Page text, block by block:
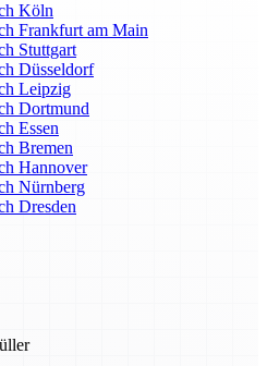
Köln
Frankfurt am Main
Stuttgart
Düsseldorf
Leipzig
Dortmund
Essen
Bremen
Hannover
Nürnberg
Dresden